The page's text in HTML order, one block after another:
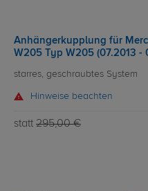
Anhängerkupplung für
W205 Typ W205 (07.2013 -
starres, geschraubtes System
Hinweise beachten
statt 295,00 €